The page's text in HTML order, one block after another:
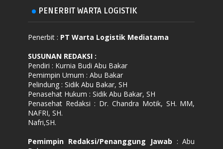
PENERBIT WARTA LOGISTIK
Penerbit : PT Warta Logistik Mediatama
SUSUNAN REDAKSI :
Pendiri : Kurnia Budi Abu Bakar
Pemimpin Umum : Abu Bakar
Pelindung : Sidik Abu Bakar, SH
Penasehat Hukum : Sidik Abu Bakar, SH
Penasehat Redaksi : Dr. Chandra Motik, SH. MM,
NAFRI, SH.
Nafri,SH.
Pemimpin Redaksi/Penanggung Jawab : Abu